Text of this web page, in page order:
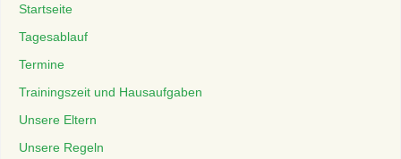
Startseite
Tagesablauf
Termine
Trainingszeit und Hausaufgaben
Unsere Eltern
Unsere Regeln